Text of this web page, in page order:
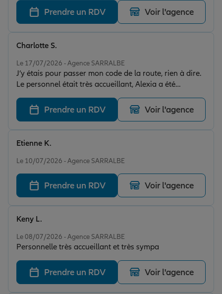
Prendre un RDV Voir l'agence
Le 17/07/2026 - Agence SARRALBE
J’y étais pour passer mon code de la route, rien à dire.
Le personnel était très accueillant, Alexia a été
particulièrement attentive à mes préoccupations. Je
recommande vivement de passer votre code chez eux !!
Charlotte S.
Prendre un RDV Voir l'agence
Le 10/07/2026 - Agence SARRALBE
Etienne K.
Prendre un RDV Voir l'agence
Le 08/07/2026 - Agence SARRALBE
Personnelle très accueillant et très sympa
Keny L.
Prendre un RDV Voir l'agence